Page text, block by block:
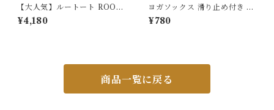
【大人気】ルートート ROOT
OTE SN.スクエア.DOG.BU
DDY-A 1128 BUDDY-B 112
ートバッグ おしゃれ シンプル
¥4,180
ヨガソックス 滑り止め付き ノ
ンスリップソックス 靴下 ヨガ
靴下トレーニングソックス ピ
ダンス ウォーキング スポーツ
314
¥780
商品一覧に戻る